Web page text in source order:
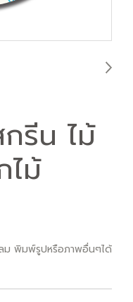
รีน ไม้
ไม้
ม พิมพ์รูปหรือภาพอื่นๆได้